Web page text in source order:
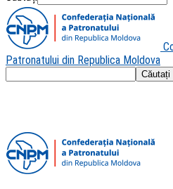
Patronatului din Republica Moldova